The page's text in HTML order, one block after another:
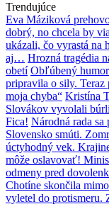
Trendujúce
Eva Máziková
dobrý, no chcela by
ukázali, čo vyrastá na
aj… Hrozná tragédia
obetí Obľúbený
pripravila o sily. Teraz
moja chyba“ Kristína
Slovákov vyvolali
Fica! Národná rada
Slovensko smúti.
úctyhodný vek.
môže oslavovať!
odmeny pred
Chotíne skončila
vyletel do protismeru.